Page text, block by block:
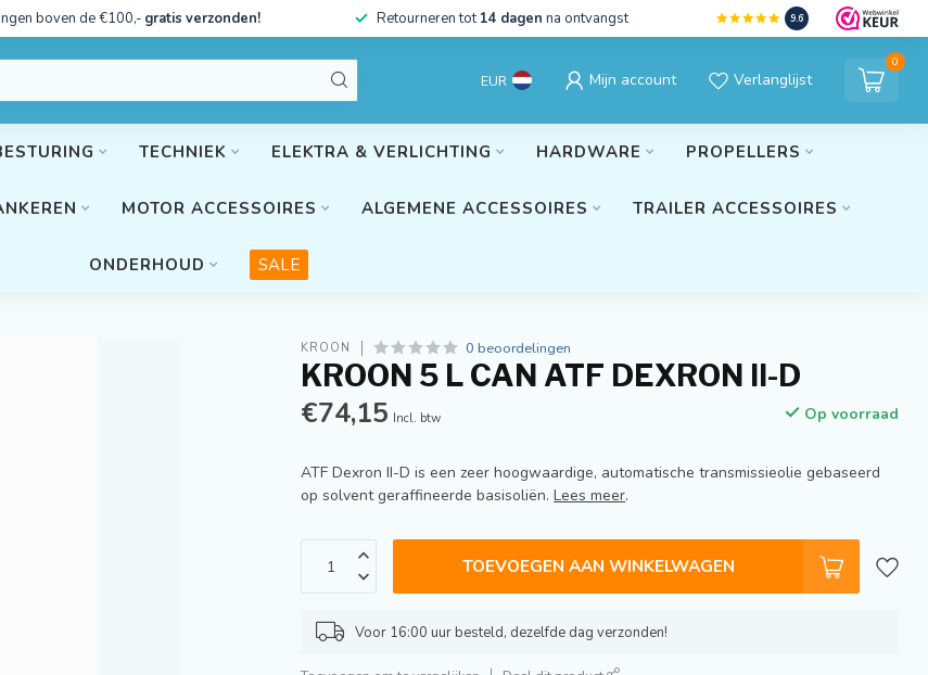
boven de €100,- gratis verzonden! Retourneren tot14 dagen na ontvangst 9.6
EUR Mijn account Verlanglijst
0
TECHNIEK ELEKTRA & VERLICHTING HARDWARE PROPELLERS
MOTOR ACCESSOIRES ALGEMENE ACCESSOIRES TRAILER ACCESSOIRES
ONDERHOUD SALE
KROON 0 beoordelingen
KROON 5 L CAN ATF DEXRON II-D
€74,15 Incl. btw Op voorraad
ATF Dexron II-D is een zeer hoogwaardige, automatische transmissieolie gebaseerd
op solvent geraffineerde basisoliën.Lees meer.
TOEVOEGEN AAN WINKELWAGEN
Voor 16:00 uur besteld, dezelfde dag verzonden!